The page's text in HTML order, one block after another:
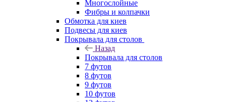
Многослойные
Фибры и колпачки
Обмотка для киев
Подвесы для киев
Покрывала для столов
Назад
Покрывала для столов
7 футов
8 футов
9 футов
10 футов